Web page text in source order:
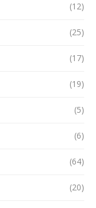
(12)
(25)
(17)
(19)
(5)
(6)
(64)
(20)